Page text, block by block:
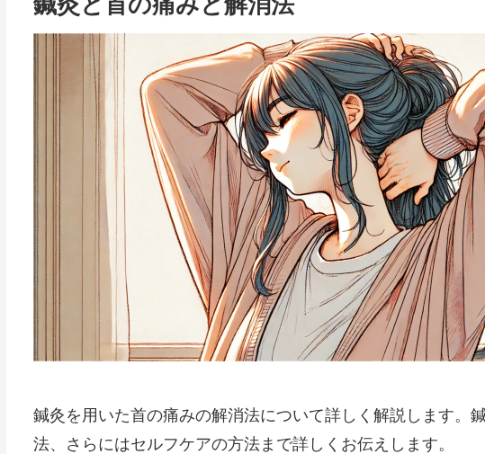
鍼灸を用いた首の痛みの解消法について詳しく解説します。
法、さらにはセルフケアの方法まで詳しくお伝えします。